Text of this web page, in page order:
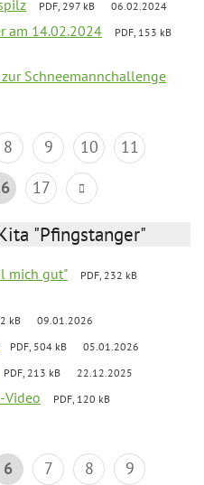
PDF, 297 kB 06.02.2024
am 14.02.2024
PDF, 153 kB
Schneemannchallenge
8 9 10
11
17
"Pfingstanger"
mich gut"
PDF, 232 kB
kB 09.01.2026
PDF, 504 kB 05.01.2026
PDF, 213 kB 22.12.2025
Video
PDF, 120 kB
6 7 8
9